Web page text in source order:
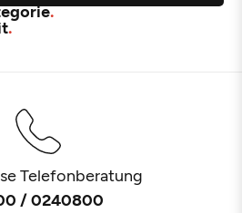
Telefonberatung
/ 0240800